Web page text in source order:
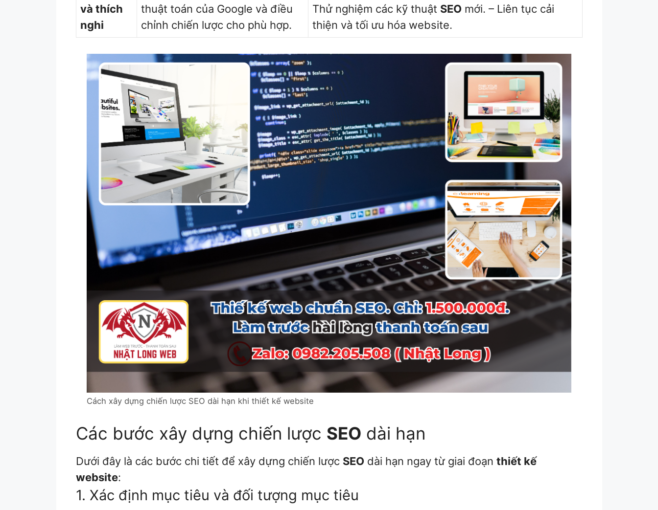
và thích
nghi
thuật toán của Google và điều
chỉnh chiến lược cho phù hợp.
Thử nghiệm các kỹ thuật SEO mới. – Liên tục cải
thiện và tối ưu hóa website.
Cách xây dựng chiến lược SEO dài hạn khi thiết kế website
Các bước xây dựng chiến lược SEO dài hạn
Dưới đây là các bước chi tiết để xây dựng chiến lược SEO dài hạn ngay từ giai đoạn thiết kế
website:
1. Xác định mục tiêu và đối tượng mục tiêu